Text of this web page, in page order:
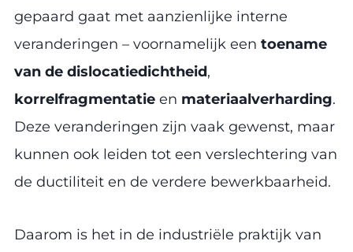
gepaard gaat met aanzienlijke interne
veranderingen – voornamelijk een toename
van de dislocatiedichtheid,
korrelfragmentatie en materiaalverharding.
Deze veranderingen zijn vaak gewenst, maar
kunnen ook leiden tot een verslechtering van
de ductiliteit en de verdere bewerkbaarheid.
Daarom is het in de industriële praktijk van